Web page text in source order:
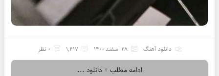
دانلود آهنگ 28 اسفند 1400 1,417 0 نظر
ادامه مطلب + دانلود ...